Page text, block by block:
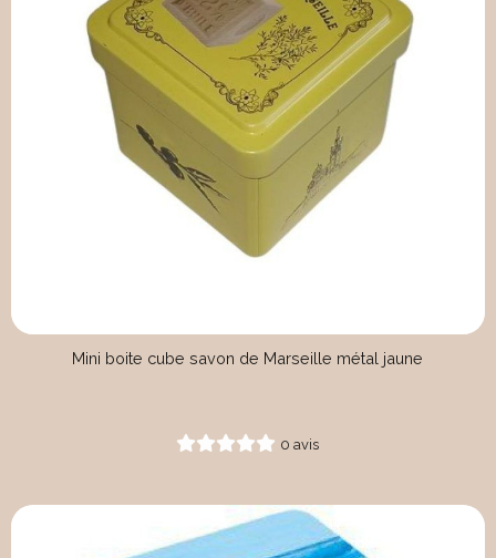
Mini boite cube savon de Marseille métal jaune
0 avis